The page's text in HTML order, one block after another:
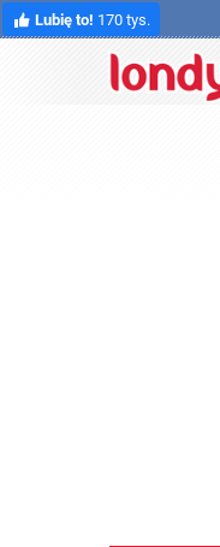
Lubię to! 170 tys.